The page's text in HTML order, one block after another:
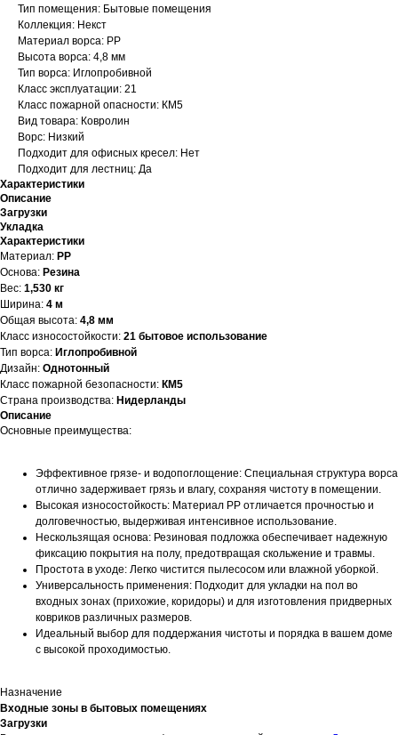
Тип помещения: Бытовые помещения
Коллекция: Некст
Материал ворса: PP
Высота ворса: 4,8 мм
Тип ворса: Иглопробивной
Класс эксплуатации: 21
Класс пожарной опасности: КМ5
Вид товара: Ковролин
Ворс: Низкий
Подходит для офисных кресел: Нет
Подходит для лестниц: Да
Характеристики
Описание
Загрузки
Укладка
Характеристики
Материал: PP
Основа: Резина
Вес: 1,530 кг
Ширина: 4 м
Общая высота: 4,8 мм
Класс износостойкости: 21 бытовое использование
Тип ворса: Иглопробивной
Дизайн: Однотонный
Класс пожарной безопасности: КМ5
Страна производства: Нидерланды
Описание
Основные преимущества:
Эффективное грязе- и водопоглощение: Специальная структура ворса
отлично задерживает грязь и влагу, сохраняя чистоту в помещении.
Высокая износостойкость: Материал PP отличается прочностью и
долговечностью, выдерживая интенсивное использование.
Нескользящая основа: Резиновая подложка обеспечивает надежную
фиксацию покрытия на полу, предотвращая скольжение и травмы.
Простота в уходе: Легко чистится пылесосом или влажной уборкой.
Универсальность применения: Подходит для укладки на пол во
входных зонах (прихожие, коридоры) и для изготовления придверных
ковриков различных размеров.
Идеальный выбор для поддержания чистоты и порядка в вашем доме
с высокой проходимостью.
Назначение
Входные зоны в бытовых помещениях
Загрузки